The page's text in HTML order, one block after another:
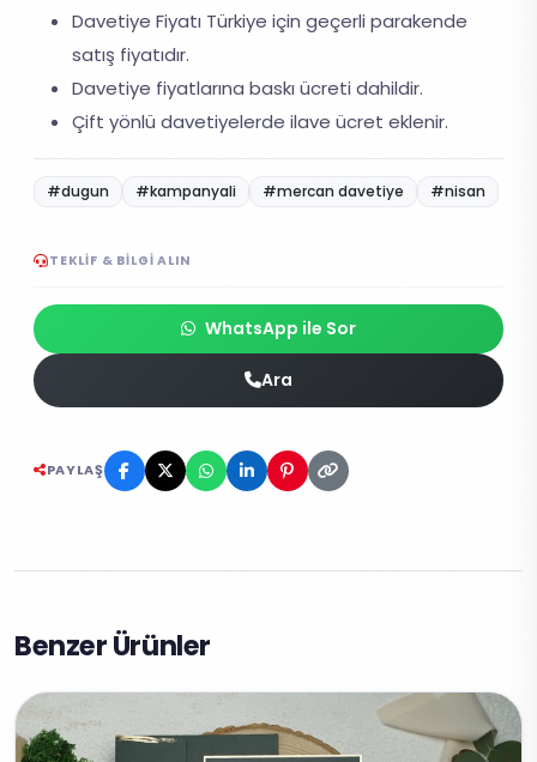
Davetiye Fiyatı Türkiye için geçerli parakende
satış fiyatıdır.
Davetiye fiyatlarına baskı ücreti dahildir.
Çift yönlü davetiyelerde ilave ücret eklenir.
#dugun #kampanyali #mercan davetiye #nisan
TEKLIF & BILGI ALIN
WhatsApp ile Sor
Ara
PAYLAŞ
Benzer Ürünler